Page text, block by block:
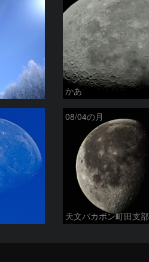
かあ
08/04の月
天文バカボン町田支部